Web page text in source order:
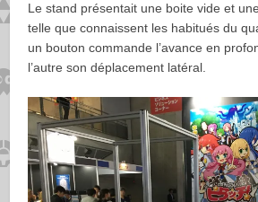
Le stand présentait une boite vide et
telle que connaissent les habitués du
un bouton commande l’avance en
l’autre son déplacement latéral.